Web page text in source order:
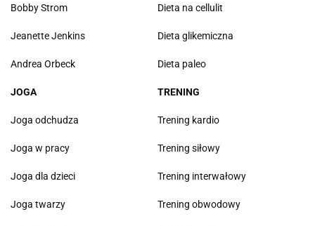
Bobby Strom
Jeanette Jenkins
Andrea Orbeck
Dieta na cellulit
Dieta glikemiczna
Dieta paleo
JOGA
Joga odchudza
Joga w pracy
Joga dla dzieci
Joga twarzy
TRENING
Trening kardio
Trening siłowy
Trening interwałowy
Trening obwodowy